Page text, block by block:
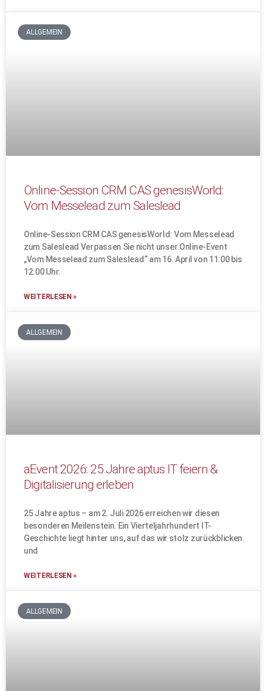
ALLGEMEIN
Online-Session CRM CAS genesisWorld:
Vom Messelead zum Saleslead
Online-Session CRM CAS genesisWorld: Vom Messelead
zum Saleslead Verpassen Sie nicht unser Online-Event
„Vom Messelead zum Saleslead“ am 16. April von 11:00 bis
12:00 Uhr.
WEITERLESEN »
ALLGEMEIN
aEvent 2026: 25 Jahre aptus IT feiern &
Digitalisierung erleben
25 Jahre aptus – am 2. Juli 2026 erreichen wir diesen
besonderen Meilenstein. Ein Vierteljahrhundert IT-
Geschichte liegt hinter uns, auf das wir stolz zurückblicken
und
WEITERLESEN »
ALLGEMEIN